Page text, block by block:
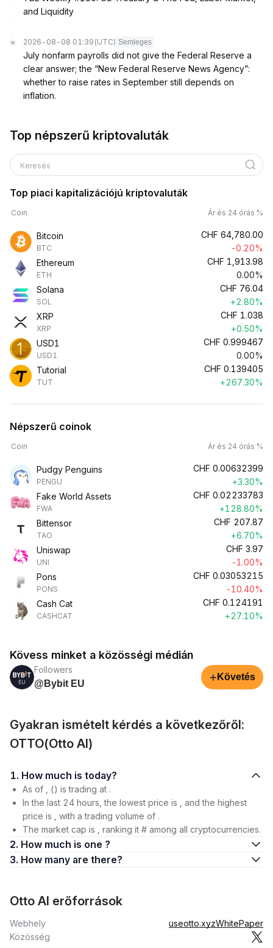
and Liquidity
2026-08-08 01:39 (UTC) Semleges
July nonfarm payrolls did not give the Federal Reserve a
clear answer; the “New Federal Reserve News Agency”:
whether to raise rates in September still depends on
inflation.
Top népszerű kriptovaluták
Keresés
Top piaci kapitalizációjú kriptovaluták
Coin Ár és 24 órás %
Bitcoin
BTC
CHF 64,780.00
-0.20%
Ethereum
ETH
CHF 1,913.98
0.00%
Solana
SOL
CHF 76.04
+2.80%
XRP
XRP
CHF 1.038
+0.50%
USD1
USD1
CHF 0.999467
0.00%
Tutorial
TUT
CHF 0.139405
+267.30%
Népszerű coinok
Coin Ár és 24 órás %
Pudgy Penguins
PENGU
CHF 0.00632399
+3.30%
Fake World Assets
FWA
CHF 0.02233783
+128.80%
Bittensor
TAO
CHF 207.87
+6.70%
Uniswap
UNI
CHF 3.97
-1.00%
Pons
PONS
CHF 0.03053215
-10.40%
Cash Cat
CASHCAT
CHF 0.124191
+27.10%
Kövess minket a közösségi médián
Followers
@Bybit EU
+ Követés
Gyakran ismételt kérdés a következőről:
OTTO(Otto AI)
1. How much is today?
As of , () is trading at .
In the last 24 hours, the lowest price is , and the highest
price is , with a trading volume of .
The market cap is , ranking it # among all cryptocurrencies.
2. How much is one ?
3. How many are there?
Otto AI erőforrások
Webhely useotto.xyzWhitePaper
Közösség